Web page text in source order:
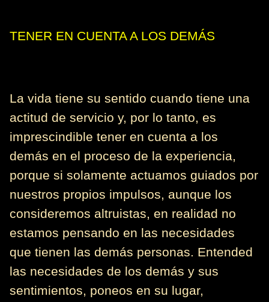
TENER EN CUENTA A LOS DEMÁS
La vida tiene su sentido cuando tiene una
actitud de servicio y, por lo tanto, es
imprescindible tener en cuenta a los
demás en el proceso de la experiencia,
porque si solamente actuamos guiados por
nuestros propios impulsos, aunque los
consideremos altruistas, en realidad no
estamos pensando en las necesidades
que tienen las demás personas. Entended
las necesidades de los demás y sus
sentimientos, poneos en su lugar,